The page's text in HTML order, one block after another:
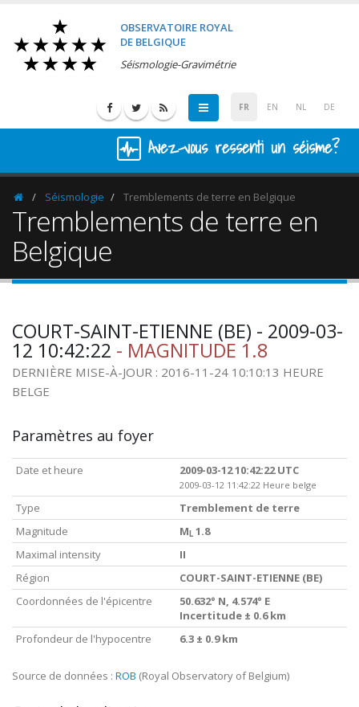
OBSERVATOIRE ROYAL
DE BELGIQUE
Séismologie-Gravimétrie
FR EN NL DE
Avez-vous ressenti un séisme?
HomepageSéismologie Tremblements de terre en Belgique
Tremblements de terre en
Belgique
COURT-SAINT-ETIENNE (BE) - 2009-03-
12 10:42:22 - MAGNITUDE 1.8
DERNIÈRE MISE-À-JOUR : 2016-11-24 10:10:13 HEURE
BELGE
Paramètres au foyer
Date et heure 2009-03-12 10:42:22 UTC
2009-03-12 11:42:22 Heure belge
Type
Tremblement de terre
Magnitude
M L 1.8
Maximal intensity
II
Région
COURT-SAINT-ETIENNE (BE)
Coordonnées de l'épicentre
50.632° N, 4.574° E
Incertitude ± 0.6 km
Profondeur de l'hypocentre
6.3 ± 0.9 km
Source de données : ROB (Royal Observatory of Belgium)